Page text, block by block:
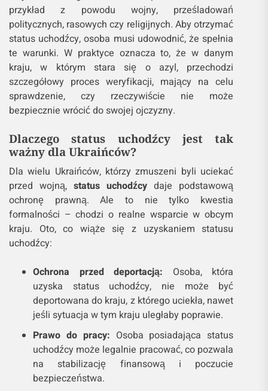
przykład z powodu wojny, prześladowań
politycznych, rasowych czy religijnych. Aby otrzymać
status uchodźcy, osoba musi udowodnić, że spełnia
te warunki. W praktyce oznacza to, że w danym
kraju, w którym stara się o azyl, przechodzi
szczegółowy proces weryfikacji, mający na celu
sprawdzenie, czy rzeczywiście nie może
bezpiecznie wrócić do swojej ojczyzny.
Dlaczego status uchodźcy jest tak
ważny dla Ukraińców?
Dla wielu Ukraińców, którzy zmuszeni byli uciekać
przed wojną,status uchodźcy daje podstawową
ochronę prawną. Ale to nie tylko kwestia
formalności – chodzi o realne wsparcie w obcym
kraju. Oto, co wiąże się z uzyskaniem statusu
uchodźcy:
Ochrona przed deportacją: Osoba, która
uzyska status uchodźcy, nie może być
deportowana do kraju, z którego uciekła, nawet
jeśli sytuacja w tym kraju uległaby poprawie.
Prawo do pracy: Osoba posiadająca status
uchodźcy może legalnie pracować, co pozwala
na stabilizację finansową i poczucie
bezpieczeństwa.